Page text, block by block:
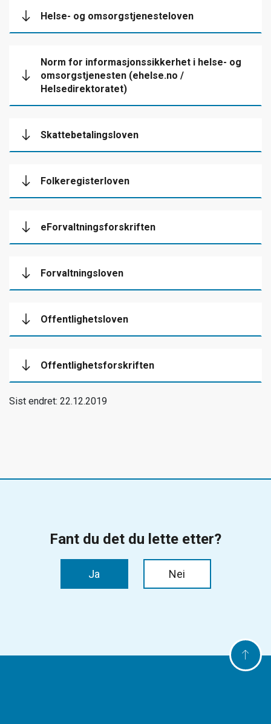
Helse- og omsorgstjenesteloven
Norm for informasjonssikkerhet i helse- og
omsorgstjenesten (ehelse.no /
Helsedirektoratet)
Skattebetalingsloven
Folkeregisterloven
eForvaltningsforskriften
Forvaltningsloven
Offentlighetsloven
Offentlighetsforskriften
Sist endret: 22.12.2019